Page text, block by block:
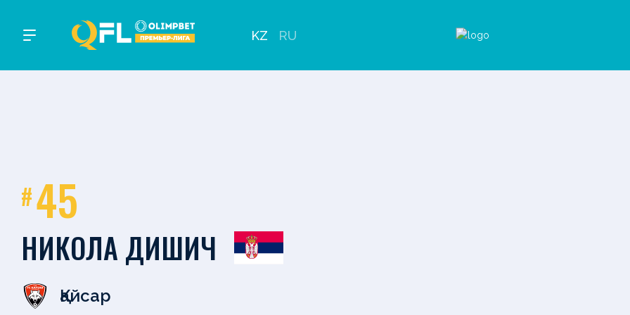
KZ RU
#45
НИКОЛА ДИШИЧ
Қайсар